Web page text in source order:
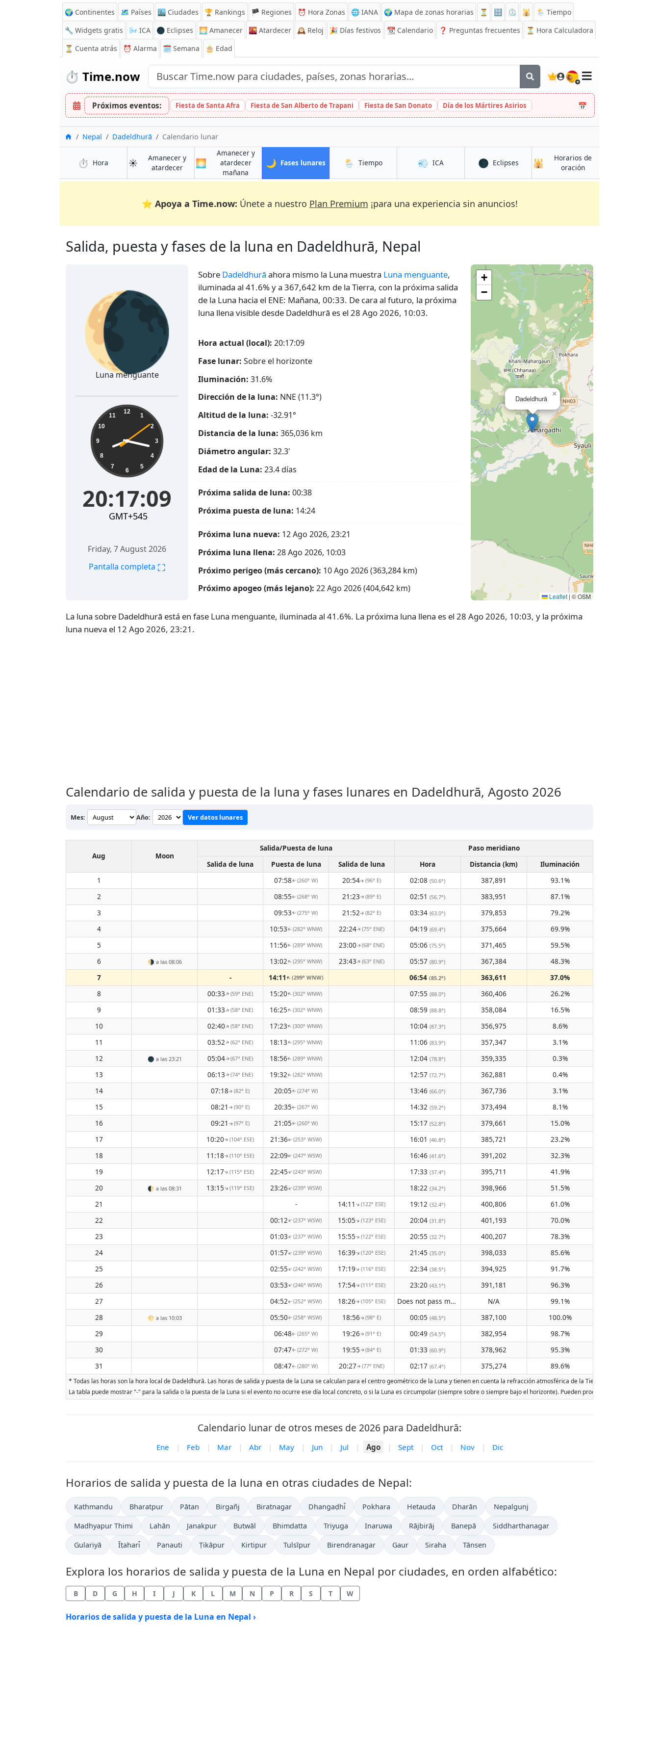
🌍 Continentes 🗺️ Países 🏙️ Ciudades 🏆 Rankings 🏴 Regiones ⏰ Hora Zonas 🌐 IANA 🌍 Mapa de zonas horarias ⏳ 🔡 ⏲️ 🕌
🌦️ Tiempo
🔧 Widgets gratis
🌬️ ICA 🌑 Eclipses 🌅 Amanecer 🌇 Atardecer 🕰️ Reloj 🎉 Días festivos 📆 Calendario ❓ Preguntas frecuentes
⏳ Hora Calculadora
⏳ Cuenta atrás ⏰ Alarma 🗓️ Semana 🎂 Edad
⏱️ Time.now 🇪🇸
Próximos eventos: Fiesta de Santa Afra Fiesta de San Alberto de Trapani Fiesta de San Donato Día de los Mártires Asirios 📅
InicioNepal Dadeldhurā Calendario lunar
⏱️ Hora en Dadeldhurā
☀️
Amanecer y
atardeceren Dadeldhurā
🌅
Amanecer y
atardecer
mañana
🌙 Fases lunaresen Dadeldhurā
🌦️ Tiempoen Dadeldhurā
💨 ICAen Dadeldhurā
🌑 Eclipsesen Dadeldhurā
🕌
Horarios de
oraciónen Dadeldhurā
⭐ Apoya a Time.now: Únete a nuestro Plan Premium ¡para una experiencia sin anuncios!
Salida, puesta y fases de la luna en Dadeldhurā, Nepal
Sobre Dadeldhurā ahora mismo la Luna muestra Luna menguante,
iluminada al 41.6% y a 367,642 km de la Tierra, con la próxima salida
de la Luna hacia el ENE: Mañana, 00:33. De cara al futuro, la próxima
luna llena visible desde Dadeldhurā es el 28 Ago 2026, 10:03.
🌘
Luna menguante
20:17:10 12
1
2
3
4
5
6
7
8
9
10
11
20:17:10
GMT+545
Friday, 7 August 2026
Pantalla completa ⛶
Hora actual (local): 20:17:10
Fase lunar: Sobre el horizonte
Iluminación: 31.6%
Dirección de la luna: NNE (11.3°)
Altitud de la luna: -32.91°
Distancia de la luna: 365,036 km
Diámetro angular: 32.3'
Edad de la Luna: 23.4 días
Próxima salida de luna: 00:38
Próxima puesta de luna: 14:24
Próxima luna nueva: 12 Ago 2026, 23:21
Próxima luna llena: 28 Ago 2026, 10:03
Próximo perigeo (más cercano): 10 Ago 2026 (363,284 km)
Próximo apogeo (más lejano): 22 Ago 2026 (404,642 km)
Dadeldhurā
×
+
−
Leaflet |© OSM
La luna sobre Dadeldhurā está en fase Luna menguante, iluminada al 41.6%. La próxima luna llena es el 28 Ago 2026, 10:03, y la próxima
luna nueva el 12 Ago 2026, 23:21.
Calendario de salida y puesta de la luna y fases lunares en Dadeldhurā, Agosto 2026
Mes: Año: Ver datos lunares
Aug Moon
Salida/Puesta de luna
Paso meridiano
Salida de luna
Puesta de luna Salida de luna Hora Distancia (km)
Iluminación
1
07:58↑(260° W) 20:54↑(96° E) 02:08 (50.6°) 387,891
93.1%
2
08:55↑(268° W) 21:23↑(89° E) 02:51 (56.7°) 383,951
87.1%
3
09:53↑(275° W) 21:52↑(82° E) 03:34 (63.0°) 379,853
79.2%
4
10:53↑(282° WNW) 22:24↑(75° ENE) 04:19 (69.4°) 375,664
69.9%
5
11:56↑(289° WNW) 23:00↑(68° ENE) 05:06 (75.5°) 371,465
59.5%
6
🌗 a las 08:06 13:02↑(295° WNW) 23:43↑(63° ENE) 05:57 (80.9°) 367,384
48.3%
7
- 14:11 ↑(299° WNW) 06:54 (85.2°) 363,611
37.0%
8
00:33↑(59° ENE) 15:20↑(302° WNW) 07:55 (88.0°) 360,406
26.2%
9
01:33↑(58° ENE) 16:25↑(302° WNW) 08:59 (88.8°) 358,084
16.5%
10
02:40↑(58° ENE) 17:23↑(300° WNW) 10:04 (87.3°) 356,975
8.6%
11
03:52↑(62° ENE) 18:13↑(295° WNW) 11:06 (83.9°) 357,347
3.1%
12
🌑 a las 23:21 05:04↑(67° ENE) 18:56↑(289° WNW) 12:04 (78.8°) 359,335
0.3%
13
06:13↑(74° ENE) 19:32↑(282° WNW) 12:57 (72.7°) 362,881
0.4%
14
07:18↑(82° E) 20:05↑(274° W) 13:46 (66.0°) 367,736
3.1%
15
08:21 ↑ (90° E) 20:35↑(267° W) 14:32 (59.2°) 373,494
8.1%
16
09:21 ↑(97° E) 21:05↑(260° W) 15:17 (52.8°) 379,661
15.0%
17
10:20↑(104° ESE) 21:36↑(253° WSW) 16:01 (46.8°) 385,721
23.2%
18
11:18↑(110° ESE) 22:09↑(247° WSW) 16:46 (41.6°) 391,202
32.3%
19
12:17↑(115° ESE) 22:45↑(243° WSW) 17:33 (37.4°) 395,711
41.9%
20
🌓 a las 08:31 13:15↑(119° ESE) 23:26↑(239° WSW) 18:22 (34.2°) 398,966
51.5%
21
- 14:11 ↑(122° ESE) 19:12 (32.4°) 400,806
61.0%
22
00:12↑(237° WSW) 15:05↑(123° ESE) 20:04 (31.8°) 401,193
70.0%
23
01:03↑(237° WSW) 15:55↑(122° ESE) 20:55 (32.7°) 400,207
78.3%
24
01:57↑(239° WSW) 16:39↑(120° ESE) 21:45 (35.0°) 398,033
85.6%
25
02:55↑(242° WSW) 17:19↑(116° ESE) 22:34 (38.5°) 394,925
91.7%
26
03:53↑(246° WSW) 17:54↑(111° ESE) 23:20 (43.1°) 391,181
96.3%
27
04:52↑(252° WSW) 18:26↑(105° ESE) Does not pass meridian N/A
99.1%
28
🌕 a las 10:03 05:50↑(258° WSW) 18:56↑(98° E) 00:05 (48.5°) 387,100
100.0%
29
06:48↑(265° W) 19:26↑(91° E) 00:49 (54.5°) 382,954
98.7%
30
07:47↑(272° W) 19:55↑(84° E) 01:33 (60.9°) 378,962
95.3%
31
08:47↑(280° W) 20:27↑(77° ENE) 02:17 (67.4°) 375,274 89.6%
* Todas las horas son la hora local de Dadeldhurā. Las horas de salida y puesta de la Luna se calculan para el centro geométrico de la Luna y tienen en cuenta la refracción atmosférica de la Tierra. Las fechas se
La tabla puede mostrar "-" para la salida o la puesta de la Luna si el evento no ocurre ese día local concreto, o si la Luna es circumpolar (siempre sobre o siempre bajo el horizonte). Pueden producirse dos salidas o
Calendario lunar de otros meses de 2026 para Dadeldhurā:
Ene | Feb | Mar | Abr | May | Jun | Jul | Ago | Sept | Oct | Nov | Dic
Horarios de salida y puesta de la luna en otras ciudades de Nepal:
Kathmandu Bharatpur Pātan Birgañj Biratnagar Dhangaḍhi̇̄ Pokhara Hetauda Dharān Nepalgunj
Madhyapur Thimi Lahān Janakpur Butwāl Bhimdatta Triyuga Inaruwa Rājbirāj Banepā Siddharthanagar
Gulariyā Īṭahari̇̄ Panauti Ṭikāpur Kirtipur Tulsīpur Birendranagar Gaur Siraha Tānsen
Explora los horarios de salida y puesta de la Luna en Nepal por ciudades, en orden alfabético:
B D G H I J K L M N P R S T W
Horarios de salida y puesta de la Luna en Nepal ›